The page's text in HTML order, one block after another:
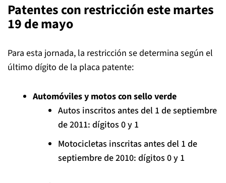
Patentes con restricción este martes
19 de mayo
Para esta jornada, la restricción se determina según el
último dígito de la placa patente:
Automóviles y motos con sello verde
Autos inscritos antes del 1 de septiembre
de 2011: dígitos 0 y 1
Motocicletas inscritas antes del 1 de
septiembre de 2010: dígitos 0 y 1